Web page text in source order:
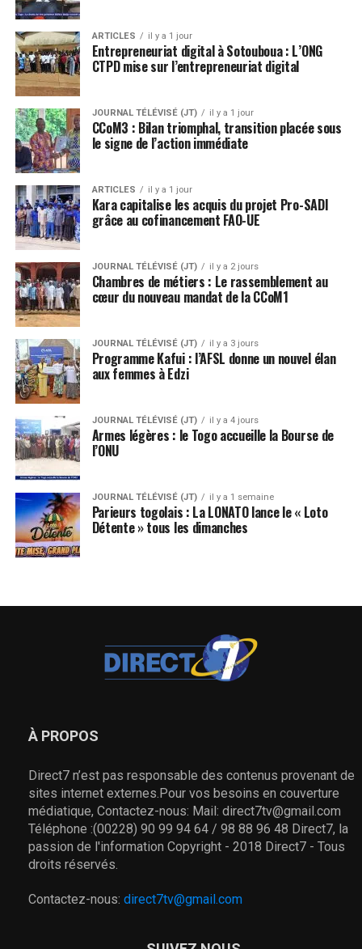
ARTICLES il y a 1 jour
Entrepreneuriat digital à Sotouboua : L’ONG
CTPD mise sur l’entrepreneuriat digital
JOURNAL TÉLÉVISÉ (JT) il y a 1 jour
CCoM3 : Bilan triomphal, transition placée sous
le signe de l’action immédiate
ARTICLES il y a 1 jour
Kara capitalise les acquis du projet Pro-SADI
grâce au cofinancement FAO-UE
JOURNAL TÉLÉVISÉ (JT) il y a 2 jours
Chambres de métiers : Le rassemblement au
cœur du nouveau mandat de la CCoM1
JOURNAL TÉLÉVISÉ (JT) il y a 3 jours
Programme Kafui : l’AFSL donne un nouvel élan
aux femmes à Edzi
JOURNAL TÉLÉVISÉ (JT) il y a 4 jours
Armes légères : le Togo accueille la Bourse de
l’ONU
JOURNAL TÉLÉVISÉ (JT) il y a 1 semaine
Parieurs togolais : La LONATO lance le « Loto
Détente » tous les dimanches
À PROPOS
Direct7 n’est pas responsable des contenus provenant de
sites internet externes.Pour vos besoins en couverture
médiatique, Contactez-nous: Mail: direct7tv@gmail.com
Téléphone :(00228) 90 99 94 64 / 98 88 96 48 Direct7, la
passion de l'information Copyright - 2018 Direct7 - Tous
droits réservés.
Contactez-nous: direct7tv@gmail.com